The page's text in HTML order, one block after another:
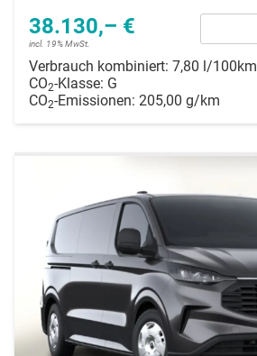
38.130,– €
incl. 19% MwSt.
Verbrauch kombiniert: 7,80 l/100km
CO2-Klasse: G
CO2-Emissionen: 205,00 g/km